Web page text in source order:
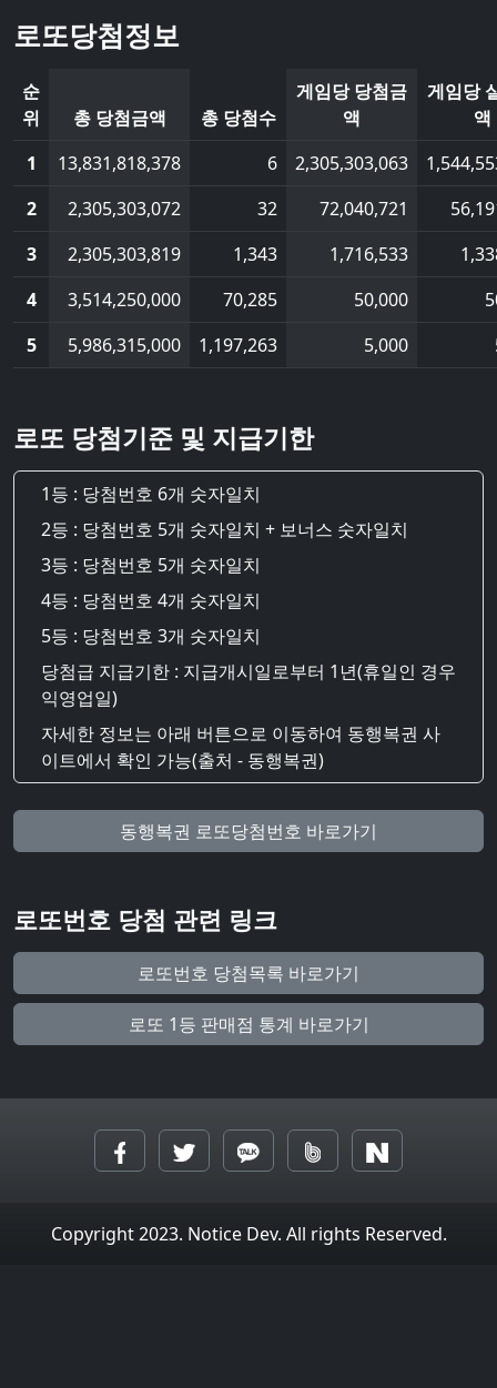
로또당첨정보
순
위
총 당첨금액 총 당첨수
게임당 당첨금
액
게임당
액
1
13,831,818,378 6 2,305,303,063
2
2,305,303,072 32 72,040,721
3
2,305,303,819 1,343 1,716,533
4
3,514,250,000 70,285 50,000
5
5,986,315,000 1,197,263 5,000
로또 당첨기준 및 지급기한
1등 : 당첨번호 6개 숫자일치
2등 : 당첨번호 5개 숫자일치 + 보너스 숫자일치
3등 : 당첨번호 5개 숫자일치
4등 : 당첨번호 4개 숫자일치
5등 : 당첨번호 3개 숫자일치
당첨급 지급기한 : 지급개시일로부터 1년(휴일인 경우
익영업일)
자세한 정보는 아래 버튼으로 이동하여 동행복권 사
이트에서 확인 가능(출처 - 동행복권)
동행복권 로또당첨번호 바로가기
로또번호 당첨 관련 링크
로또번호 당첨목록 바로가기
로또 1등 판매점 통계 바로가기
Copyright 2023. Notice Dev. All rights Reserved.